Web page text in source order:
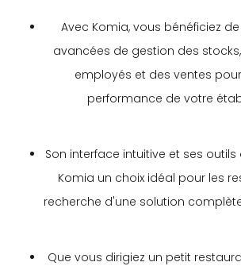
Avec Komia, vous bénéficiez
avancées de gestion des
employés et des ventes
performance de votre
Son interface intuitive et ses
Komia un choix idéal pour les
recherche d'une solution
Que vous dirigiez un petit